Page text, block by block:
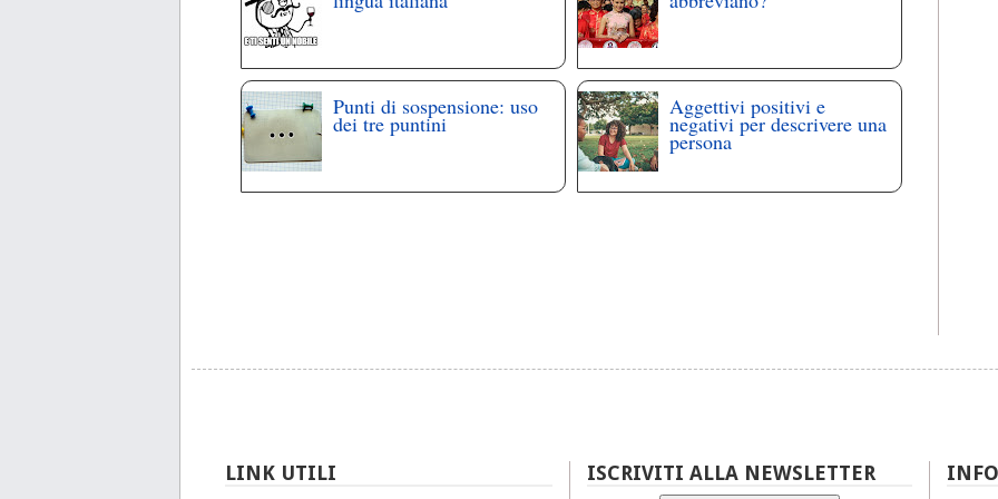
Punti di sospensione: uso
dei tre puntini
Aggettivi positivi e
negativi per descrivere una
persona
LINK UTILI ISCRIVITI ALLA NEWSLETTER INFO